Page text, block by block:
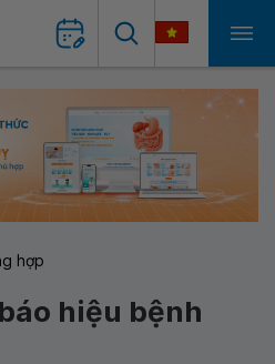
hợp
hiệu bệnh